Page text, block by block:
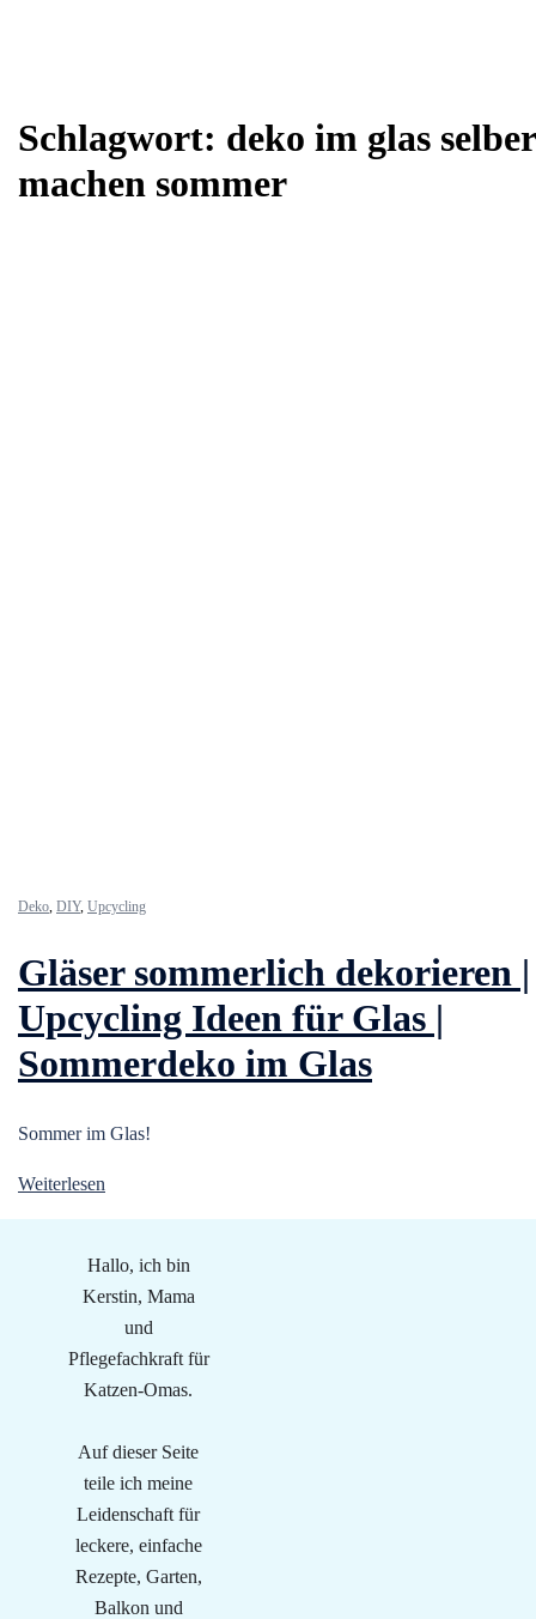
Schlagwort: deko im glas selber
machen sommer
Deko, DIY, Upcycling
Gläser sommerlich dekorieren |
Upcycling Ideen für Glas |
Sommerdeko im Glas
Sommer im Glas!
Weiterlesen
Hallo, ich bin
Kerstin, Mama
und
Pflegefachkraft für
Katzen-Omas.
Auf dieser Seite
teile ich meine
Leidenschaft für
leckere, einfache
Rezepte, Garten,
Balkon und